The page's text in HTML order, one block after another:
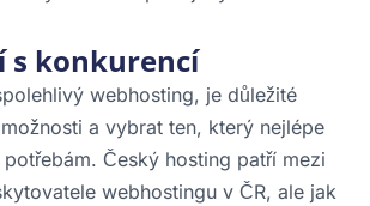
s konkurencí
webhosting, je důležité
a vybrat ten, který nejlépe
Český hosting patří mezi
webhostingu v ČR, ale jak